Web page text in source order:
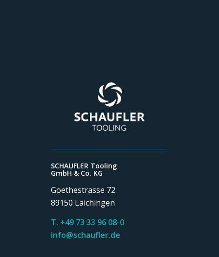
SCHAUFLER Tooling
GmbH & Co. KG
Goethestrasse 72
89150 Laichingen
T. +49 73 33 96 08-0
info@schaufler.de